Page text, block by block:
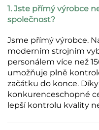
1. Jste přímý výrobce
společnost?
Jsme přímý výrobce.
moderním strojním
personálem více než
umožňuje plně
začátku do konce.
konkurenceschopné
lepší kontrolu kvality